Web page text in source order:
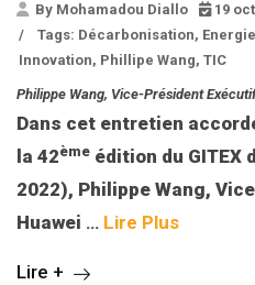
By Mohamadou Diallo
19
/
Tags: Décarbonisation, Energie
Innovation, Phillipe Wang, TIC
Philippe Wang, Vice-Président
Dans cet entretien
la 42ème édition du GITEX
2022), Philippe Wang,
Huawei … Lire Plus
Lire +